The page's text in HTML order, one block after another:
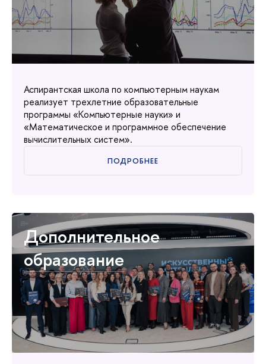
Аспирантская школа по компьютерным наукам
реализует трехлетние образовательные
программы «Компьютерные науки» и
«Математическое и программное обеспечение
ычислительных систем».
ПОДРОБНЕЕ
Дополнительное
образование